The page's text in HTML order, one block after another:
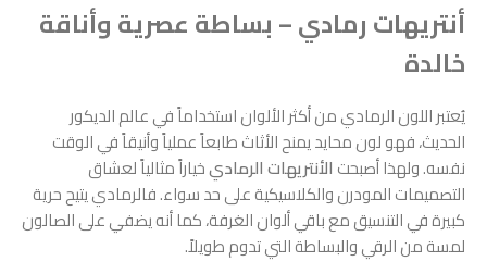
أنتريهات رمادي – بساطة عصرية وأناقة
خالدة
يُعتبر اللون الرمادي من أكثر الألوان استخداماً في عالم الديكور
الحديث، فهو لون محايد يمنح الأثاث طابعاً عملياً وأنيقاً في الوقت
نفسه. ولهذا أصبحت الأنتريهات الرماديخياراً مثالياً لعشاق
التصميمات المودرن والكلاسيكية على حد سواء. فالرمادي يتيح حرية
كبيرة في التنسيق مع باقي ألوان الغرفة، كما أنه يضفي على الصالون
لمسة من الرقي والبساطة التي تدوم طويلاً.